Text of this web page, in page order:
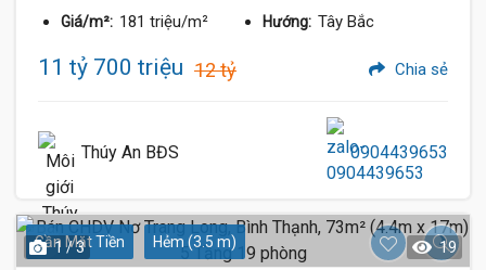
Giá/m²: 181 triệu/m² Hướng: Tây Bắc
11 tỷ 700 triệu 12 tỷ Chia sẻ
Thúy An BĐS 0904439653
Gần Mặt Tiền Hẻm (3.5 m)
1 / 3 19